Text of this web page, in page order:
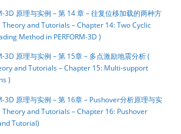
3D 原理与实例 – 第 14 章 – 往复位移加载的两种方
Theory and Tutorials – Chapter 14: Two Cyclic
Method in PERFORM-3D )
3D 原理与实例 – 第 15章 – 多点激励地震分析 (
and Tutorials – Chapter 15: Multi-support
)
3D 原理与实例 – 第 16章 – Pushover分析原理与实
Theory and Tutorials – Chapter 16: Pushover
Tutorial)